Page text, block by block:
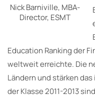
Nick Barniville, MBA-
Director, ESMT
Education Ranking der
weltweit erreichte. Die
Ländern und stärken
der Klasse 2011-2013